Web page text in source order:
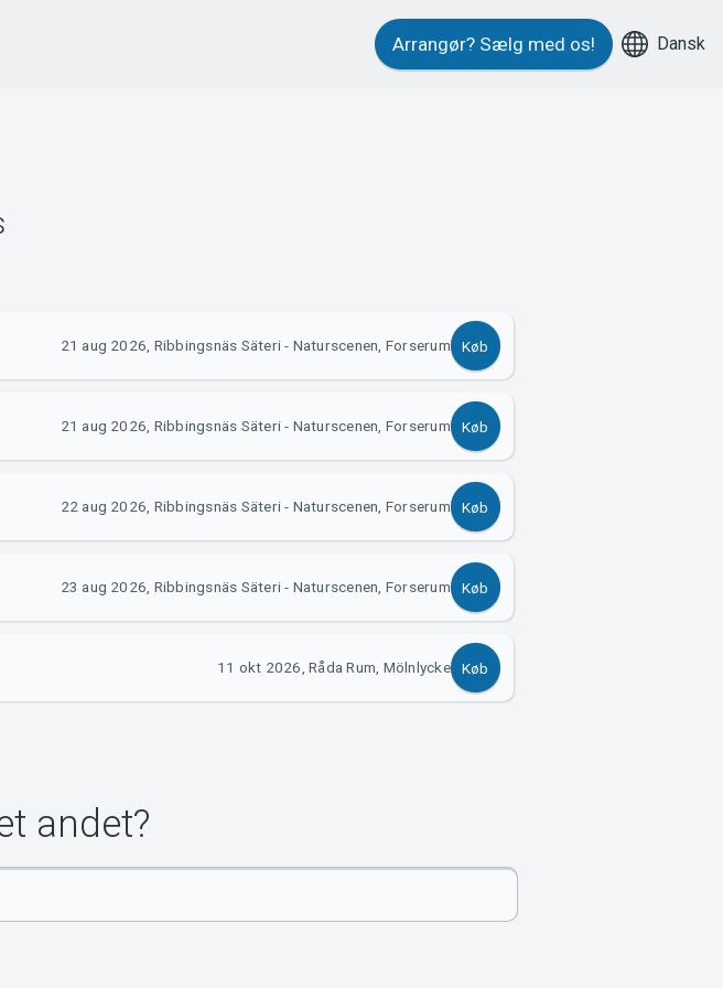
Arrangør? Sælg med os! Dansk
21 aug 2026, Ribbingsnäs Säteri - Naturscenen, Forserum Køb
21 aug 2026, Ribbingsnäs Säteri - Naturscenen, Forserum Køb
22 aug 2026, Ribbingsnäs Säteri - Naturscenen, Forserum Køb
23 aug 2026, Ribbingsnäs Säteri - Naturscenen, Forserum Køb
11 okt 2026, Råda Rum, Mölnlycke Køb
andet?